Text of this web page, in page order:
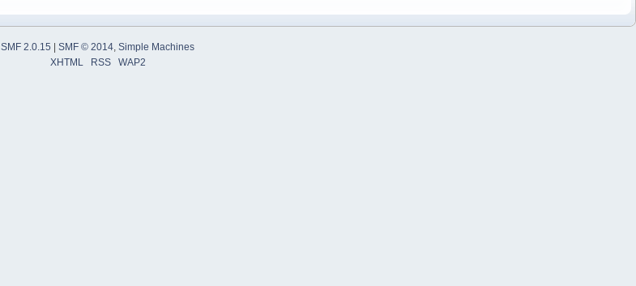
SMF 2.0.15 SMF © 2014 Simple Machines
XHTML
RSS WAP2